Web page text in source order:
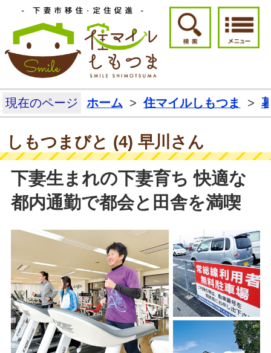
下妻市移住・定
検索ボタ
現在のページ ホーム > 住マイルしもつま >
しもつまびと (4) 早川さん
下妻生まれの下妻育ち 快適な
都内通勤で都会と田舎を満喫